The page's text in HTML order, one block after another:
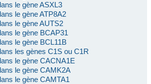
le gène ASXL3
le gène ATP8A2
le gène AUTS2
le gène BCAP31
le gène BCL11B
les gènes C1S ou C1R
le gène CACNA1E
le gène CAMK2A
le gène CAMTA1